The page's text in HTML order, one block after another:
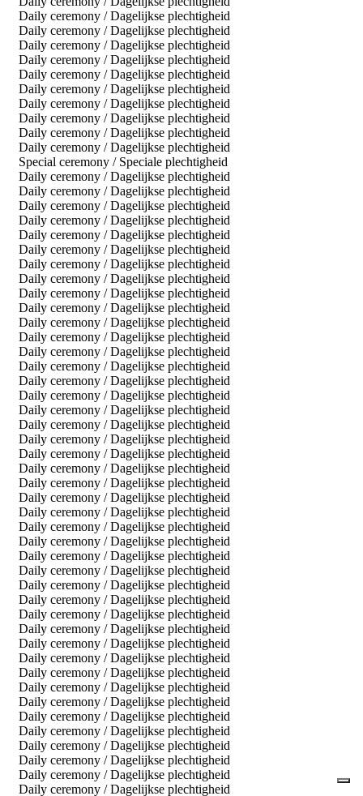
Daily ceremony / Dagelijkse plechtigheid
Daily ceremony / Dagelijkse plechtigheid
Daily ceremony / Dagelijkse plechtigheid
Daily ceremony / Dagelijkse plechtigheid
Daily ceremony / Dagelijkse plechtigheid
Daily ceremony / Dagelijkse plechtigheid
Daily ceremony / Dagelijkse plechtigheid
Daily ceremony / Dagelijkse plechtigheid
Daily ceremony / Dagelijkse plechtigheid
Daily ceremony / Dagelijkse plechtigheid
Special ceremony / Speciale plechtigheid
Daily ceremony / Dagelijkse plechtigheid
Daily ceremony / Dagelijkse plechtigheid
Daily ceremony / Dagelijkse plechtigheid
Daily ceremony / Dagelijkse plechtigheid
Daily ceremony / Dagelijkse plechtigheid
Daily ceremony / Dagelijkse plechtigheid
Daily ceremony / Dagelijkse plechtigheid
Daily ceremony / Dagelijkse plechtigheid
Daily ceremony / Dagelijkse plechtigheid
Daily ceremony / Dagelijkse plechtigheid
Daily ceremony / Dagelijkse plechtigheid
Daily ceremony / Dagelijkse plechtigheid
Daily ceremony / Dagelijkse plechtigheid
Daily ceremony / Dagelijkse plechtigheid
Daily ceremony / Dagelijkse plechtigheid
Daily ceremony / Dagelijkse plechtigheid
Daily ceremony / Dagelijkse plechtigheid
Daily ceremony / Dagelijkse plechtigheid
Daily ceremony / Dagelijkse plechtigheid
Daily ceremony / Dagelijkse plechtigheid
Daily ceremony / Dagelijkse plechtigheid
Daily ceremony / Dagelijkse plechtigheid
Daily ceremony / Dagelijkse plechtigheid
Daily ceremony / Dagelijkse plechtigheid
Daily ceremony / Dagelijkse plechtigheid
Daily ceremony / Dagelijkse plechtigheid
Daily ceremony / Dagelijkse plechtigheid
Daily ceremony / Dagelijkse plechtigheid
Daily ceremony / Dagelijkse plechtigheid
Daily ceremony / Dagelijkse plechtigheid
Daily ceremony / Dagelijkse plechtigheid
Daily ceremony / Dagelijkse plechtigheid
Daily ceremony / Dagelijkse plechtigheid
Daily ceremony / Dagelijkse plechtigheid
Daily ceremony / Dagelijkse plechtigheid
Daily ceremony / Dagelijkse plechtigheid
Daily ceremony / Dagelijkse plechtigheid
Daily ceremony / Dagelijkse plechtigheid
Daily ceremony / Dagelijkse plechtigheid
Daily ceremony / Dagelijkse plechtigheid
Daily ceremony / Dagelijkse plechtigheid
Daily ceremony / Dagelijkse plechtigheid
Daily ceremony / Dagelijkse plechtigheid